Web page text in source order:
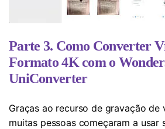
Parte 3. Como Converter
Formato 4K com o
UniConverter
Graças ao recurso de gravação de
muitas pessoas começaram a usar